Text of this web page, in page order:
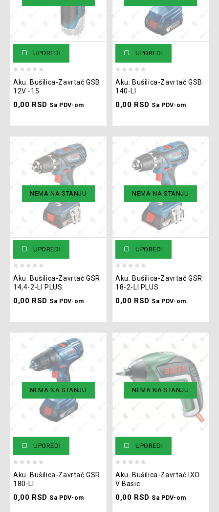
UPOREDI
out
of
5
Aku. Bušilica-Zavrtač GSB
12V -15
0,00 RSD Sa PDV-om
UPOREDI
out
of
5
Aku. Bušilica-Zavrtač GSB
140-LI
0,00 RSD Sa PDV-om
NEMA NA STANJU
UPOREDI
out
of
5
Aku. Bušilica-Zavrtač GSR
14,4-2-LI PLUS
0,00 RSD Sa PDV-om
NEMA NA STANJU
UPOREDI
out
of
5
Aku. Bušilica-Zavrtač GSR
18-2-LI PLUS
0,00 RSD Sa PDV-om
NEMA NA STANJU
UPOREDI
out
of
5
Aku. Bušilica-Zavrtač GSR
180-LI
0,00 RSD Sa PDV-om
NEMA NA STANJU
UPOREDI
out
of
5
Aku. Bušilica-Zavrtač IXO
V Basic
0,00 RSD Sa PDV-om